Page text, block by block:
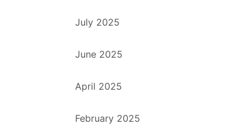
July 2025
June 2025
April 2025
February 2025